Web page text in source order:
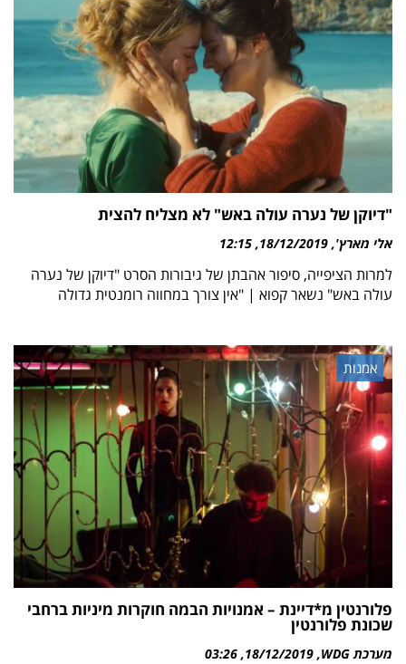
"דיוקן של נערה עולה באש" לא מצליח להצית
אלי מארץ' 18/12/2019
12:15
למרות הציפייה, סיפור אהבתן של גיבורות הסרט "דיוקן של נערה
עולה באש" נשאר קפוא | "אין צורך במחווה רומנטית גדולה
אמנות
פלורנטין מ*דיינת – אמנויות הבמה חוקרות מיניות ברחבי
שכונת פלורנטין
מערכת WDG 18/12/2019
03:26